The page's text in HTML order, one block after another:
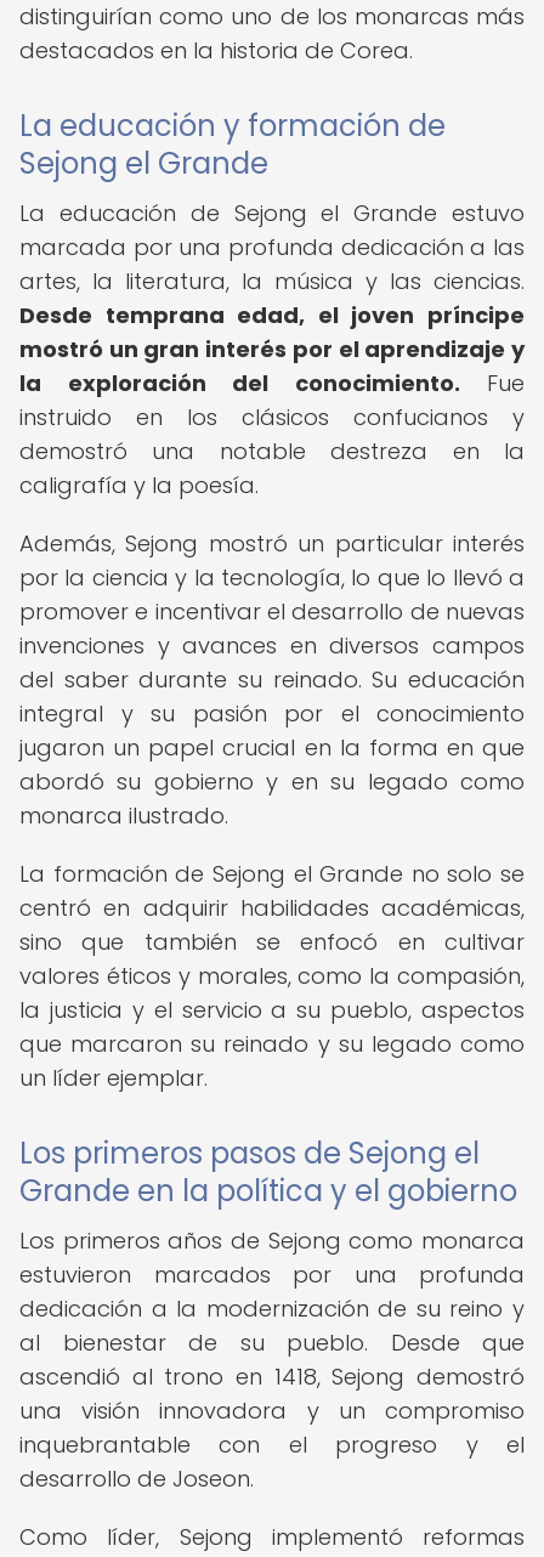
distinguirían como uno de los monarcas más
destacados en la historia de Corea.
La educación y formación de
Sejong el Grande
La educación de Sejong el Grande estuvo
marcada por una profunda dedicación a las
artes, la literatura, la música y las ciencias.
Desde temprana edad, el joven príncipe
mostró un gran interés por el aprendizaje y
la exploración del conocimiento. Fue
instruido en los clásicos confucianos y
demostró una notable destreza en la
caligrafía y la poesía.
Además, Sejong mostró un particular interés
por la ciencia y la tecnología, lo que lo llevó a
promover e incentivar el desarrollo de nuevas
invenciones y avances en diversos campos
del saber durante su reinado. Su educación
integral y su pasión por el conocimiento
jugaron un papel crucial en la forma en que
abordó su gobierno y en su legado como
monarca ilustrado.
La formación de Sejong el Grande no solo se
centró en adquirir habilidades académicas,
sino que también se enfocó en cultivar
valores éticos y morales, como la compasión,
la justicia y el servicio a su pueblo, aspectos
que marcaron su reinado y su legado como
un líder ejemplar.
Los primeros pasos de Sejong el
Grande en la política y el gobierno
Los primeros años de Sejong como monarca
estuvieron marcados por una profunda
dedicación a la modernización de su reino y
al bienestar de su pueblo. Desde que
ascendió al trono en 1418, Sejong demostró
una visión innovadora y un compromiso
inquebrantable con el progreso y el
desarrollo de Joseon.
Como líder, Sejong implementó reformas